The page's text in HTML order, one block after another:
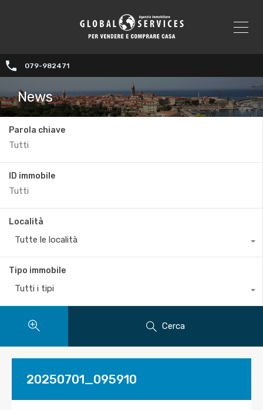
079-982471
News
Parola chiave
ID immobile
Località
Tutte le località
Tipo immobile
Tutti i tipi
Cerca
20250701_095910